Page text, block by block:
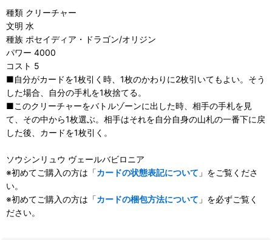
種類 クリーチャー
文明 水
種族 ポセイディア・ドラゴン/オリジン
パワー 4000
コスト 5
■自分がカードを1枚引く時、1枚のかわりに2枚引いてもよい。そう
した場合、自分の手札を1枚捨てる。
■このクリーチャーをバトルゾーンに出した時、相手の手札を見
て、その中から1枚選ぶ。相手はそれを自分自身の山札の一番下に戻
した後、カードを1枚引く。
ソウシンリュウ ヴェールバビロニア
※初めてご購入の方は「カードの状態表記について 」をご覧くださ
い。
※初めてご購入の方は「カードの梱包方法について 」を必ずご覧く
ださい。